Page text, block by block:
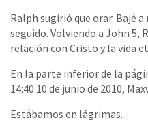
Ralph sugirió que orar. Bajé
seguido. Volviendo a John 5,
relación con Cristo y la vida
En la parte inferior de la
14:40 10 de junio de 2010,
Estábamos en lágrimas.